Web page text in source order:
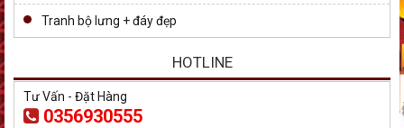
Tranh bộ lưng + đáy đẹp
HOTLINE
Tư Vấn - Đặt Hàng
0356930555